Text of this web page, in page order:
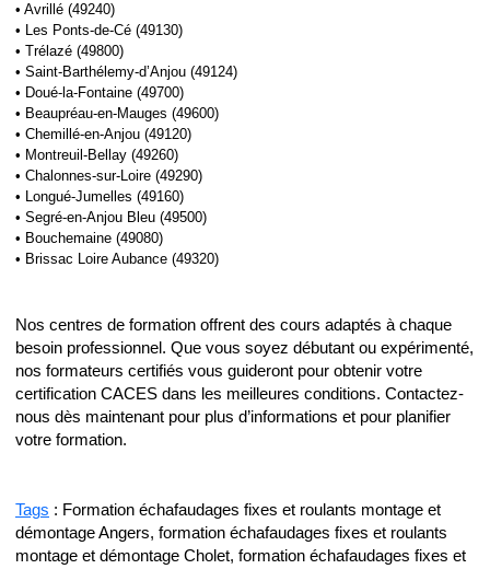
• Avrillé (49240)
• Les Ponts-de-Cé (49130)
• Trélazé (49800)
• Saint-Barthélemy-d’Anjou (49124)
• Doué-la-Fontaine (49700)
• Beaupréau-en-Mauges (49600)
• Chemillé-en-Anjou (49120)
• Montreuil-Bellay (49260)
• Chalonnes-sur-Loire (49290)
• Longué-Jumelles (49160)
• Segré-en-Anjou Bleu (49500)
• Bouchemaine (49080)
• Brissac Loire Aubance (49320)
Nos centres de formation offrent des cours adaptés à chaque
besoin professionnel. Que vous soyez débutant ou expérimenté,
nos formateurs certifiés vous guideront pour obtenir votre
certification CACES dans les meilleures conditions. Contactez-
nous dès maintenant pour plus d’informations et pour planifier
votre formation.
Tags : Formation échafaudages fixes et roulants montage et
démontage Angers, formation échafaudages fixes et roulants
montage et démontage Cholet, formation échafaudages fixes et